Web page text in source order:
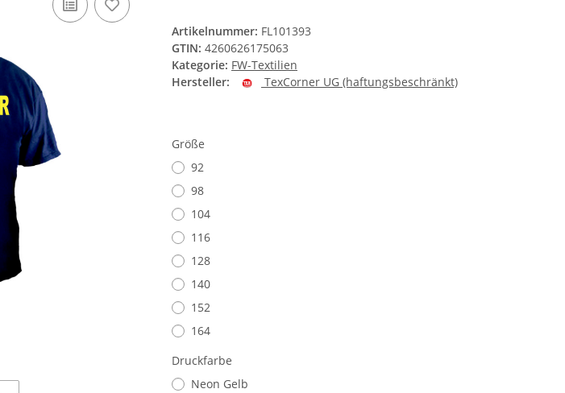
Artikelnummer: FL101393
GTIN: 4260626175063
Kategorie: FW-Textilien
Hersteller:
TexCorner UG (haftungsbeschränkt)
Größe
92
98
104
116
128
140
152
164
Druckfarbe
Neon Gelb